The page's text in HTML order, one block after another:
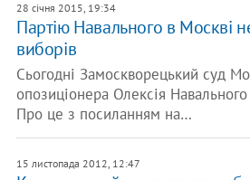
28 січня 2015, 19:34
Партію Навального в Москві
виборів
Сьогодні Замоскворецький суд
опозиціонера Олексія
Про це з посиланням на…
15 листопада 2012, 12:47